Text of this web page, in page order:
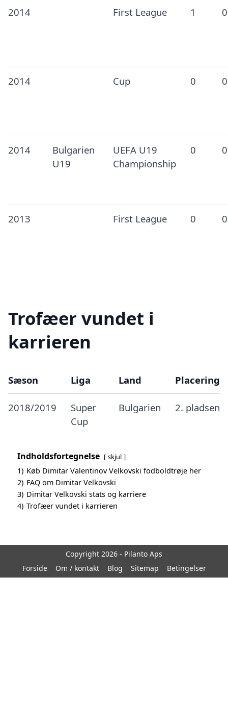
2014 First League 1 0
2014 Cup 0 0
2014
Bulgarien
U19
UEFA U19
Championship
0 0
2013 First League 0 0
Trofæer vundet i
karrieren
Sæson Liga Land Placering
2018/2019
Super
Cup
Bulgarien 2. pladsen
Indholdsfortegnelse skjul
1) Køb Dimitar Valentinov Velkovski fodboldtrøje her
2) FAQ om Dimitar Velkovski
3) Dimitar Velkovski stats og karriere
4) Trofæer vundet i karrieren
Copyright 2026 - Pilanto Aps
Forside
Om / kontakt Blog Sitemap Betingelser